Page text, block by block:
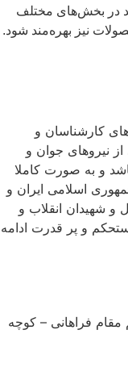
در بخش‌های مختلف
نیز بهره‌مند شود.
کارشناسان و
نیروهای جوان و
و به صورت کاملا
اسلامی ایران و
و شهیدان انقلاب و
و پر قدرت ادامه
مقام فراهانی – کوچه